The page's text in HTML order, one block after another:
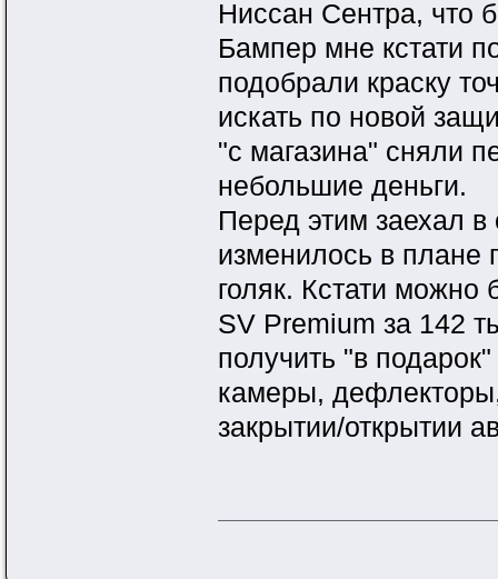
Ниссан Сентра, что
Бампер мне кстати
подобрали краску
искать по новой
"с магазина" сняли
небольшие деньги.
Перед этим заехал в
изменилось в плане
голяк. Кстати можно
SV Premium за 142
получить "в
камеры,
закрытии/открытии